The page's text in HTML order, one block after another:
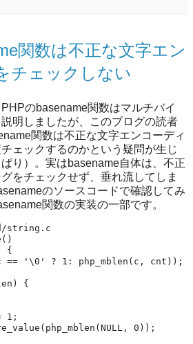
関数は不正な文字エン
チェックしない
のbasename関数はマルチバイ
明しましたが、このブログの読者
関数は不正な文字エンコーディ
ェックするのかという疑問が生じ
り）。実はbasename自体は、不正
をチェックせず、垂れ流してしま
のソースコードで確認してみ
関数の実装の一部です。
string.c
{
== '\0' ? 1: php_mblen(c, cnt));
{
1;
0));